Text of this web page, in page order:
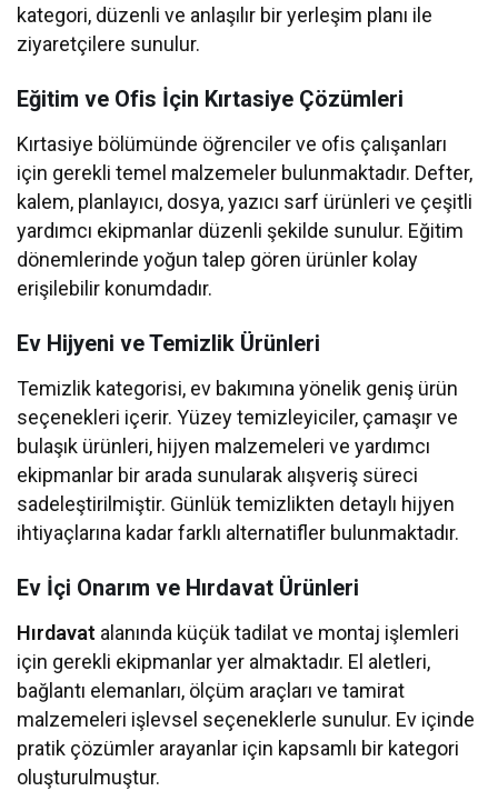
kategori, düzenli ve anlaşılır bir yerleşim planı ile
ziyaretçilere sunulur.
Eğitim ve Ofis İçin Kırtasiye Çözümleri
Kırtasiye bölümünde öğrenciler ve ofis çalışanları
için gerekli temel malzemeler bulunmaktadır. Defter,
kalem, planlayıcı, dosya, yazıcı sarf ürünleri ve çeşitli
yardımcı ekipmanlar düzenli şekilde sunulur. Eğitim
dönemlerinde yoğun talep gören ürünler kolay
erişilebilir konumdadır.
Ev Hijyeni ve Temizlik Ürünleri
Temizlik kategorisi, ev bakımına yönelik geniş ürün
seçenekleri içerir. Yüzey temizleyiciler, çamaşır ve
bulaşık ürünleri, hijyen malzemeleri ve yardımcı
ekipmanlar bir arada sunularak alışveriş süreci
sadeleştirilmiştir. Günlük temizlikten detaylı hijyen
ihtiyaçlarına kadar farklı alternatifler bulunmaktadır.
Ev İçi Onarım ve Hırdavat Ürünleri
Hırdavat alanında küçük tadilat ve montaj işlemleri
için gerekli ekipmanlar yer almaktadır. El aletleri,
bağlantı elemanları, ölçüm araçları ve tamirat
malzemeleri işlevsel seçeneklerle sunulur. Ev içinde
pratik çözümler arayanlar için kapsamlı bir kategori
oluşturulmuştur.